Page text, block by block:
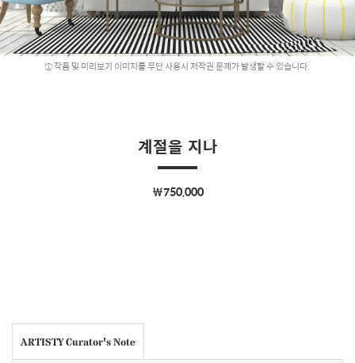
작품 및 미리보기 이미지를 무단 사용시 저작권 문제가 발생할 수 있습니다.
계절을 지나
￦750,000
ARTISTY Curator's Note